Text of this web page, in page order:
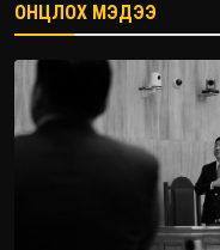
2026.08.08
ОНЦЛОХ МЭДЭЭ